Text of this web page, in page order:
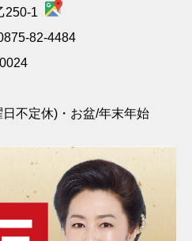
250-1
82-4484
不定休)・お盆/年末年始